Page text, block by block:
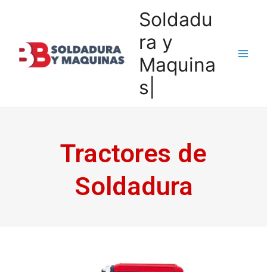
Soldadu
ra y
Maquina
s|
Tractores de
Soldadura